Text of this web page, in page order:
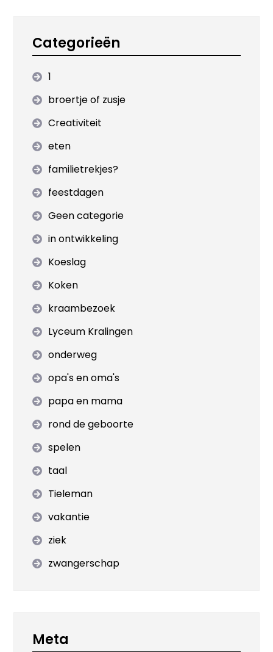
Categorieën
1
broertje of zusje
Creativiteit
eten
familietrekjes?
feestdagen
Geen categorie
in ontwikkeling
Koeslag
Koken
kraambezoek
Lyceum Kralingen
onderweg
opa's en oma's
papa en mama
rond de geboorte
spelen
taal
Tieleman
vakantie
ziek
zwangerschap
Meta